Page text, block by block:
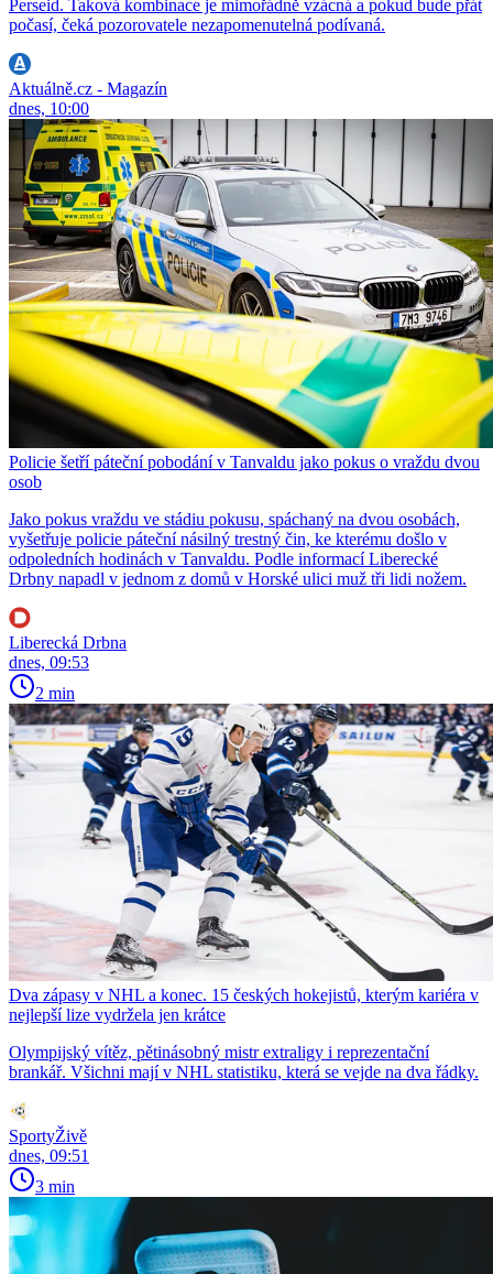
Perseid. Taková kombinace je mimořádně vzácná a pokud bude přát
počasí, čeká pozorovatele nezapomenutelná podívaná.
Aktuálně.cz - Magazín
dnes, 10:00
Policie šetří páteční pobodání v Tanvaldu jako pokus o vraždu dvou
osob
Jako pokus vraždu ve stádiu pokusu, spáchaný na dvou osobách,
vyšetřuje policie páteční násilný trestný čin, ke kterému došlo v
odpoledních hodinách v Tanvaldu. Podle informací Liberecké
Drbny napadl v jednom z domů v Horské ulici muž tři lidi nožem.
Liberecká Drbna
dnes, 09:53
2 min
Dva zápasy v NHL a konec. 15 českých hokejistů, kterým kariéra v
nejlepší lize vydržela jen krátce
Olympijský vítěz, pětinásobný mistr extraligy i reprezentační
brankář. Všichni mají v NHL statistiku, která se vejde na dva řádky.
SportyŽivě
dnes, 09:51
3 min